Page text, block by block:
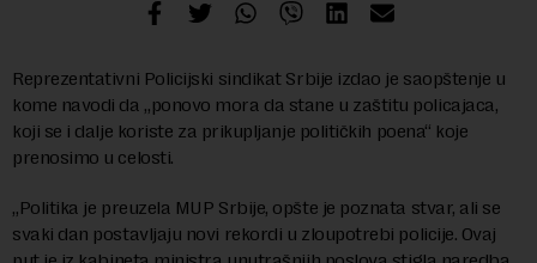
Reprezentativni Policijski sindikat Srbije izdao je saopštenje u
kome navodi da „ponovo mora da stane u zaštitu policajaca,
koji se i dalje koriste za prikupljanje političkih poena“ koje
prenosimo u celosti.
„Politika je preuzela MUP Srbije, opšte je poznata stvar, ali se
svaki dan postavljaju novi rekordi u zloupotrebi policije. Ovaj